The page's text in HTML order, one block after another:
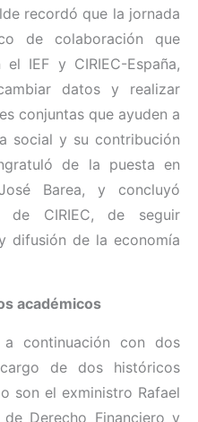
recordó que la jornada
de colaboración que
IEF y CIRIEC-España,
datos y realizar
conjuntas que ayuden a
social y su contribución
de la puesta en
Barea, y concluyó
de CIRIEC, de seguir
difusión de la economía
académicos
continuación con dos
de dos históricos
son el exministro Rafael
Derecho Financiero y